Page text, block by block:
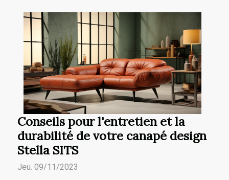
Conseils pour l'entretien et la
durabilité de votre canapé design
Stella SITS
Jeu. 09/11/2023